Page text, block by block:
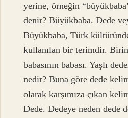
yerine, örneğin
denir? Büyükbaba. Dede
Büyükbaba, Türk
kullanılan bir terimdir.
babasının babası. Yaşlı
nedir? Buna göre dede
olarak karşımıza çıkan
Dede. Dedeye neden dede